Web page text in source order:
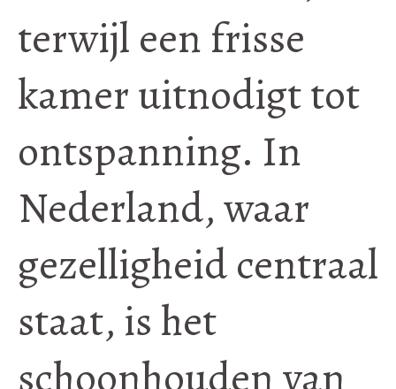
terwijl een frisse
kamer uitnodigt tot
ontspanning. In
Nederland, waar
gezelligheid centraal
staat, is het
schoonhouden van